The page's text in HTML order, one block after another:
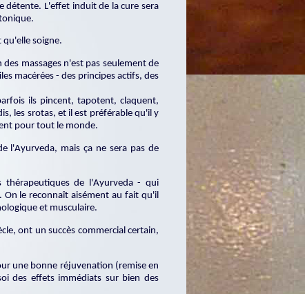
détente. L'effet induit de la cure sera
soigne.
massages n'est pas seulement de
macérées - des principes actifs, des
ils pincent, tapotent, claquent,
les srotas, et il est préférable qu'il y
pour tout le monde.
l'Ayurveda, mais ça ne sera pas de
thérapeutiques de l'Ayurveda - qui
le reconnaît aisément au fait qu'il
et musculaire.
ont un succès commercial certain,
une bonne réjuvenation (remise en
des effets immédiats sur bien des